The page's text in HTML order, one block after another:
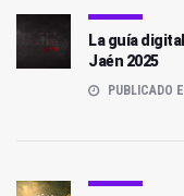
La guía
Jaén 2025
PUBLICADO